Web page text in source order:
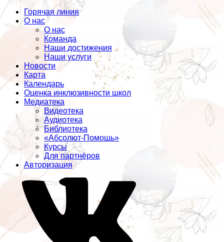
Горячая линия
О нас
О нас
Команда
Наши достижения
Наши услуги
Новости
Карта
Календарь
Оценка инклюзивности школ
Медиатека
Видеотека
Аудиотека
Библиотека
«Абсолют-Помощь»
Курсы
Для партнёров
Авторизация